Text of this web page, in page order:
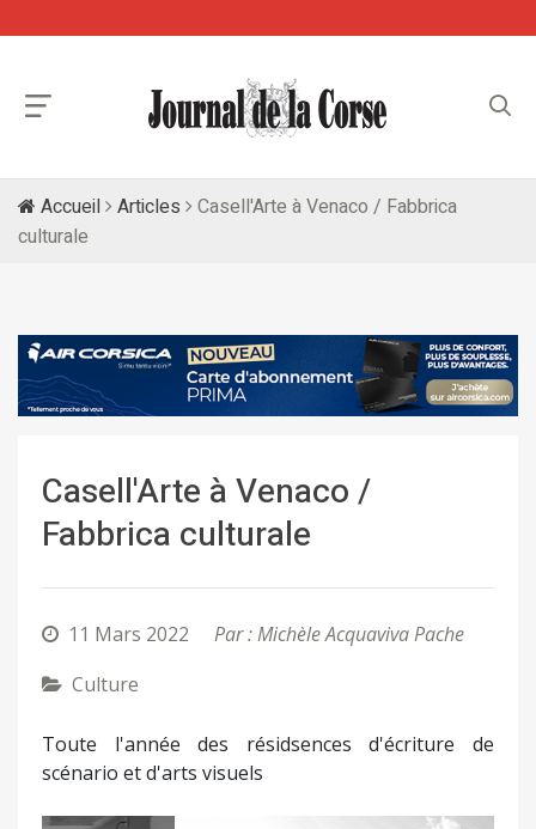
Accueil Articles
Casell'Arte à Venaco / Fabbrica
culturale
Casell'Arte à Venaco /
Fabbrica culturale
11 Mars 2022
Par : Michèle Acquaviva Pache
Culture
Toute l'année des résidsences d'écriture de
scénario et d'arts visuels